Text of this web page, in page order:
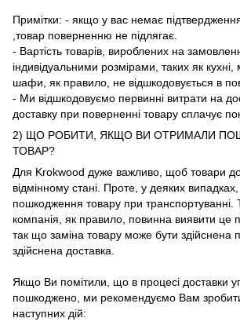
Примітки: - якщо у вас немає
,товар поверненню не підлягає.
- Вартість товарів, вироблених на
індивідуальними розмірами, таких як
шафи, як правило, не відшкодовується в
- Ми відшкодовуємо первинні витрати на
доставку при поверненні товару сплачує
2) ЩО РОБИТИ, ЯКЩО ВИ ОТРИМАЛИ
ТОВАР?
Для Krokwood дуже важливо, щоб товари
відмінному стані. Проте, у деяких
пошкодження товару при транспортуванні.
компанія, як правило, повинна виявити це
так що заміна товару може бути здійснена
здійснена доставка.
Якщо Ви помітили, що в процесі доставки
пошкоджено, ми рекомендуємо Вам
наступних дій: